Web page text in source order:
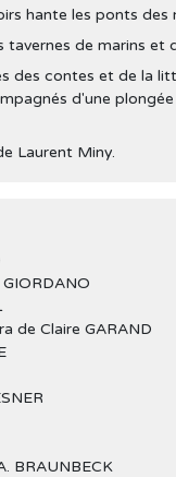
hante les ponts des
tavernes de marins et
des contes et de la
d'une
Laurent Miny.
de Claire GARAND
BRAUNBECK